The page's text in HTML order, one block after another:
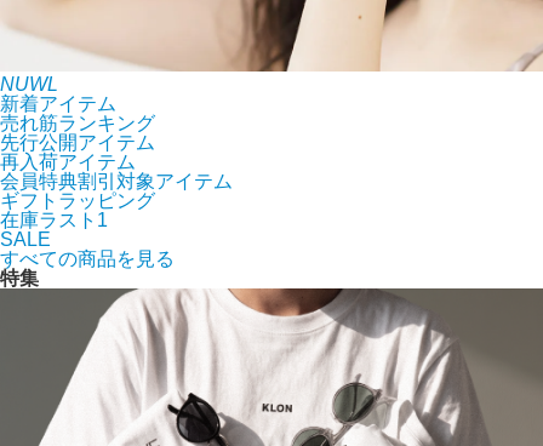
NUWL
新着アイテム
売れ筋ランキング
先行公開アイテム
再入荷アイテム
会員特典割引対象アイテム
ギフトラッピング
在庫ラスト1
SALE
すべての商品を見る
特集